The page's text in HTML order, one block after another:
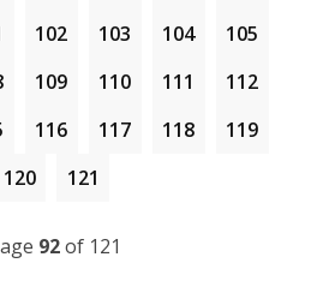
102 103 104
105
109 110 111
112
116 117 118
119
120
121
92of 121